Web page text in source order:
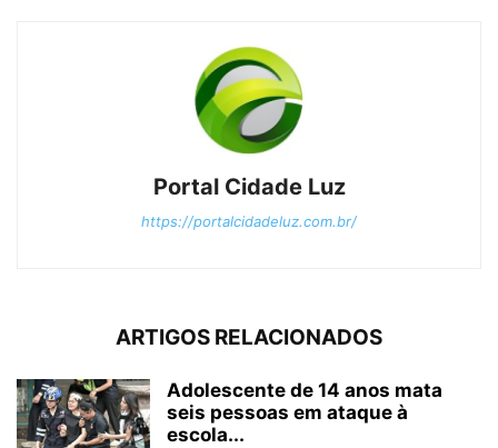
Portal Cidade Luz
https://portalcidadeluz.com.br/
ARTIGOS RELACIONADOS
Adolescente de 14 anos mata
seis pessoas em ataque à
escola...